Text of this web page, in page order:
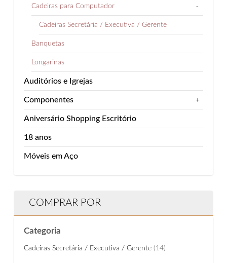
Cadeiras para Computador -
Cadeiras Secretária / Executiva / Gerente
Banquetas
Longarinas
Auditórios e Igrejas
Componentes +
Aniversário Shopping Escritório
18 anos
Móveis em Aço
COMPRAR POR
Categoria
Cadeiras Secretária / Executiva / Gerente(14)